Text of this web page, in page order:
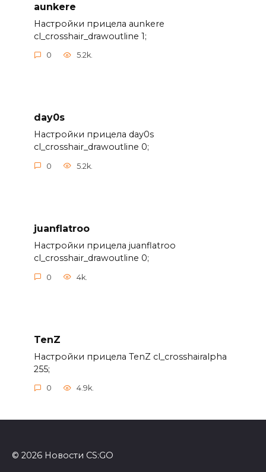
aunkere
Настройки прицела aunkere
cl_crosshair_drawoutline 1;
0 5.2k.
day0s
Настройки прицела day0s
cl_crosshair_drawoutline 0;
0 5.2k.
juanflatroo
Настройки прицела juanflatroo
cl_crosshair_drawoutline 0;
0 4k.
TenZ
Настройки прицела TenZ cl_crosshairalpha
255;
0 4.9k.
© 2026 Новости CS:GO